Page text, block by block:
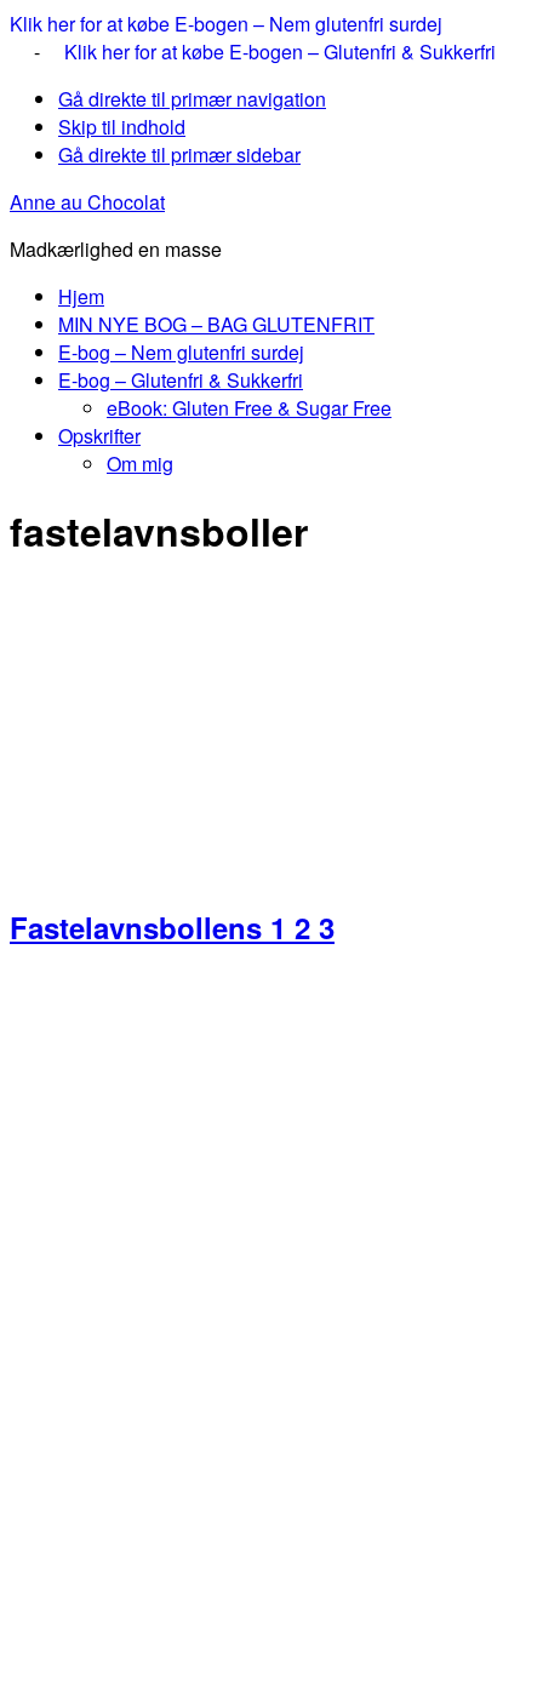
Klik her for at købe E-bogen – Nem glutenfri surdej
- Klik her for at købe E-bogen – Glutenfri & Sukkerfri
Gå direkte til primær navigation
Skip til indhold
Gå direkte til primær sidebar
Anne au Chocolat
Madkærlighed en masse
Hjem
MIN NYE BOG – BAG GLUTENFRIT
E-bog – Nem glutenfri surdej
E-bog – Glutenfri & Sukkerfri
eBook: Gluten Free & Sugar Free
Opskrifter
Om mig
fastelavnsboller
Fastelavnsbollens 1 2 3